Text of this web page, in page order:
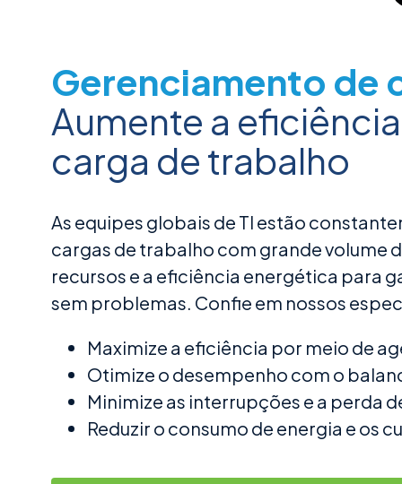
Gerenciamento de
Aumente a
carga de trabalho
As equipes globais de TI estão
cargas de trabalho com grande volume
recursos e a eficiência energética para
sem problemas. Confie em nossos
Maximize a eficiência por meio de
Otimize o desempenho com o
Minimize as interrupções e a perda
Reduzir o consumo de energia e os